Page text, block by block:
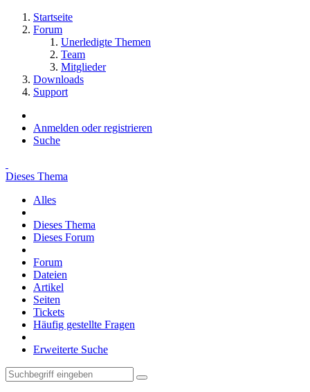
Startseite
Forum
Unerledigte Themen
Team
Mitglieder
Downloads
Support
Anmelden oder registrieren
Suche
Dieses Thema
Alles
Dieses Thema
Dieses Forum
Forum
Dateien
Artikel
Seiten
Tickets
Häufig gestellte Fragen
Erweiterte Suche